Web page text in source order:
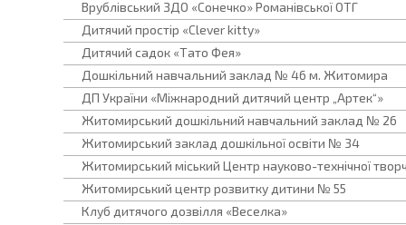
Врублівський ЗДО «Сонечко» Романівської ОТГ
Дитячий простір «Clever kitty»
Дитячий садок «Тато Фея»
Дошкільний навчальний заклад № 46 м. Житомира
ДП України «Міжнародний дитячий центр „Артек“»
Житомирський дошкільний навчальний заклад № 26
Житомирський заклад дошкільної освіти № 34
Житомирський міський Центр науково-технічної
Житомирський центр розвитку дитини № 55
Клуб дитячого дозвілля «Веселка»